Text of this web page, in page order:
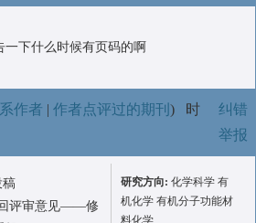
一下什么时候有页码的啊
作者 | 作者点评过的期刊 ) 时
纠错
举报
稿
评审意见——修
研究方向: 化学科学 有
机化学 有机分子功能材
料化学